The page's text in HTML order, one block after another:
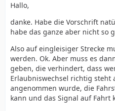
rechtzeitig, so musst du
anbieten, da der Empfang
gilt.
Ich hoffe ich konnte noch
Gruß
Heiko Kailbach (ESTW-Fdl
Hallo,
danke. Habe die Vorschrift
habe das ganze aber nicht so
Also auf eingleisiger Strecke
werden. Ok. Aber muss es
geben, die verhindert, dass
Erlaubniswechsel richtig steht
angenommen wurde, die
kann und das Signal auf Fahrt